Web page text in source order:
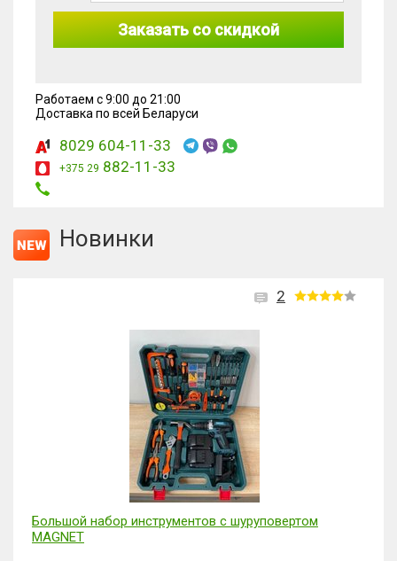
Заказать со скидкой
Работаем с 9:00 до 21:00
Доставка по всей Беларуси
8029 604-11-33
+375 29 882-11-33
Новинки
2
Набор отвертка с битами для точных работ 115 в 1